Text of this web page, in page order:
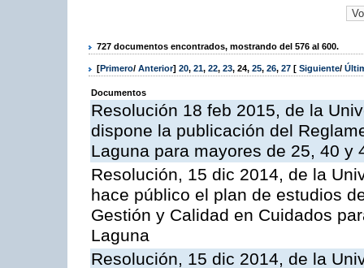
727 documentos encontrados, mostrando del 576 al 600.
[Primero/ Anterior] 20, 21, 22, 23, 24, 25, 26, 27 [ Siguiente/
Documentos
Resolución 18 feb 2015, de la
dispone la publicación del
Laguna para mayores de 25, 40 y
Resolución, 15 dic 2014, de la
hace público el plan de estudios
Gestión y Calidad en Cuidados
Laguna
Resolución, 15 dic 2014, de la